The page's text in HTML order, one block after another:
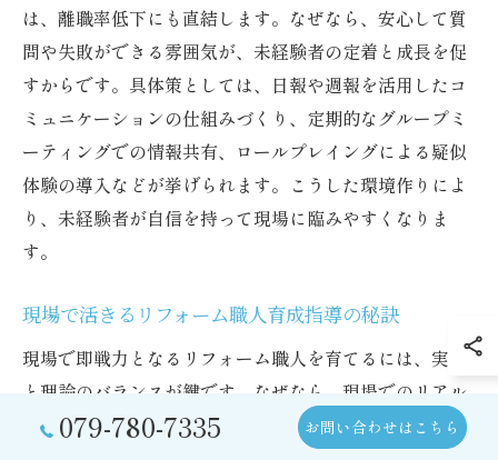
は、離職率低下にも直結します。なぜなら、安心して質
問や失敗ができる雰囲気が、未経験者の定着と成長を促
すからです。具体策としては、日報や週報を活用したコ
ミュニケーションの仕組みづくり、定期的なグループミ
ーティングでの情報共有、ロールプレイングによる疑似
体験の導入などが挙げられます。こうした環境作りによ
り、未経験者が自信を持って現場に臨みやすくなりま
す。
現場で活きるリフォーム職人育成指導の秘訣
現場で即戦力となるリフォーム職人を育てるには、実務
と理論のバランスが鍵です。なぜなら、現場でのリアル
な課題解決力と、基本技術の理解が両立して初めて一人
079-780-7335 お問い合わせはこちら